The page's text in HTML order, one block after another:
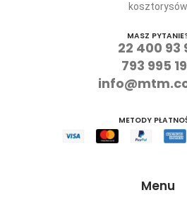
kosztorysów
MASZ
22 400 93
793 995
METODY
Menu